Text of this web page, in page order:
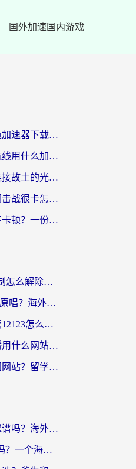
国外加速国内游戏
海外崩坏：星穹铁道加速器下载安装：一份给游子的终极网络指南
境外玩航海王热血航线用什么加速器？2026海外玩家实测最优方案（附欧洲问道堡垒前线加速技巧）
在异国他乡，寻找连接故土的光明大陆免费加速器
在海外玩坦克世界闪击战很卡怎么办？老玩家亲测有效的加速器选择指南
欧洲怎么玩新诛仙不卡顿？一份给海外游子的国服游戏畅玩指南
优酷手机app地域限制怎么解除？海外党亲测有效的追剧方案
全民K歌国外如何听原唱？海外党亲测有效的回国加速器选择指南
在海外如果使用交管12123怎么处理？留学生亲测有效的回国加速方案
海外看国内电视直播用什么网站比较好？一篇解决你所有追剧难题的实用指南
在国外如何打开中国网站？留学生与海外华人的无缝访问指南
雷霆加速下载免费靠谱吗？海外党选回国加速器的避坑指南（附热门工具对比）
NordVPN 回国能用吗？一个海外用户必须面对的真实困境